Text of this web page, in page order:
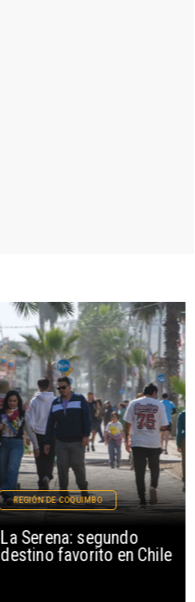
La Serena: segundo
destino favorito en Chile
REGIÓN DE COQUIMBO